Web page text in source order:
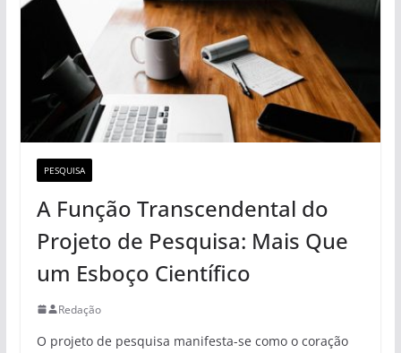
PESQUISA
A Função Transcendental do
Projeto de Pesquisa: Mais Que
um Esboço Científico
Redação
O projeto de pesquisa manifesta-se como o coração